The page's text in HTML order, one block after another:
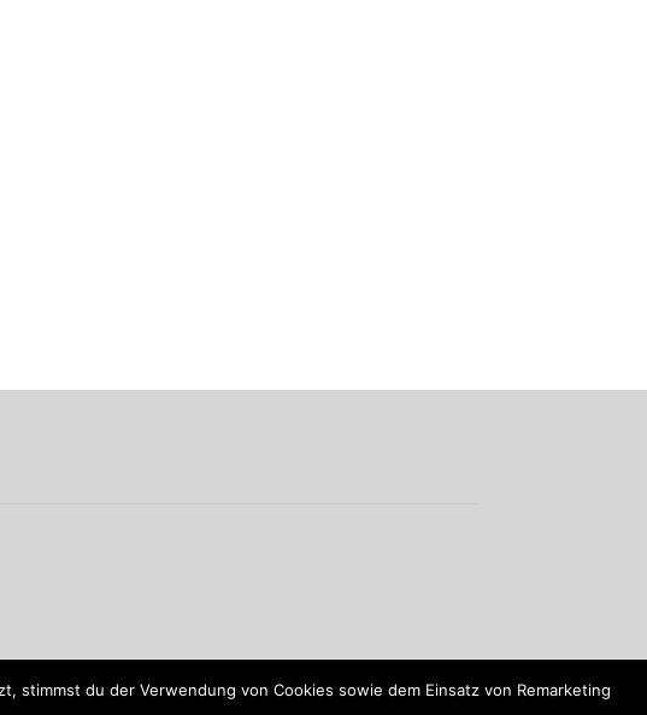
stimmst du der Verwendung von Cookies sowie dem Einsatz von Remarketing